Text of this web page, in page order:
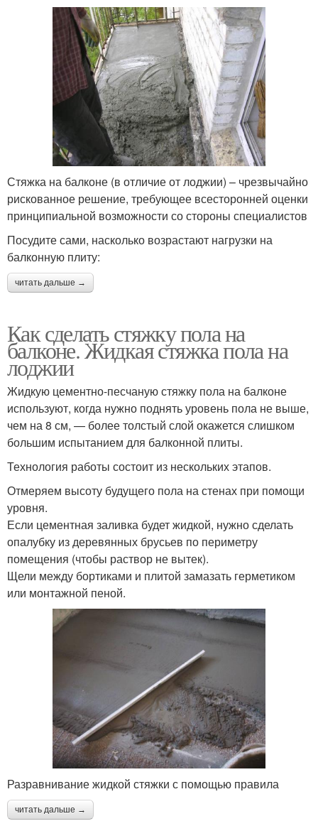
Стяжка на балконе (в отличие от лоджии) – чрезвычайно
рискованное решение, требующее всесторонней оценки
принципиальной возможности со стороны специалистов
Посудите сами, насколько возрастают нагрузки на
балконную плиту:
читать дальше →
Как сделать стяжку пола на
балконе. Жидкая стяжка пола на
лоджии
Жидкую цементно-песчаную стяжку пола на балконе
используют, когда нужно поднять уровень пола не выше,
чем на 8 см, — более толстый слой окажется слишком
большим испытанием для балконной плиты.
Технология работы состоит из нескольких этапов.
Отмеряем высоту будущего пола на стенах при помощи
уровня.
Если цементная заливка будет жидкой, нужно сделать
опалубку из деревянных брусьев по периметру
помещения (чтобы раствор не вытек).
Щели между бортиками и плитой замазать герметиком
или монтажной пеной.
Разравнивание жидкой стяжки с помощью правила
читать дальше →